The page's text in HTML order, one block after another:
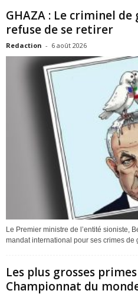
GHAZA : Le criminel
refuse de se retirer
Redaction - 6 août 2026
Le Premier ministre de l’entité sioniste,
mandat international pour ses crimes de
Les plus grosses
Championnat du